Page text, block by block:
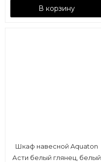
В корзину
Шкаф навесной Aquaton
Асти белый глянец, белый